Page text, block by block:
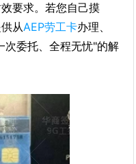
要求。若您自己摸
从AEP劳工卡办理、
次委托、全程无忧"的解